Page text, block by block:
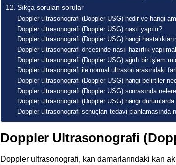
Sıkça sorulan sorular
Doppler ultrasonografi (Doppler USG) nedir ve hangi
Doppler ultrasonografi (Doppler USG) nasıl yapılır?
Doppler ultrasonografi (Doppler USG) hangi
Doppler ultrasonografi öncesinde nasıl hazırlık
Doppler ultrasonografi (Doppler USG) ağrılı bir işlem
Doppler ultrasonografi ile normal ultrason arasındaki
Doppler ultrasonografi (Doppler USG) hangi belirtiler
Doppler ultrasonografi (Doppler USG) sonrasında
Doppler ultrasonografi (Doppler USG) hangi
Doppler ultrasonografi sonuçları tedavi planlamasında
Doppler Ultrasonografi
Doppler ultrasonografi, kan damarlarındaki kan